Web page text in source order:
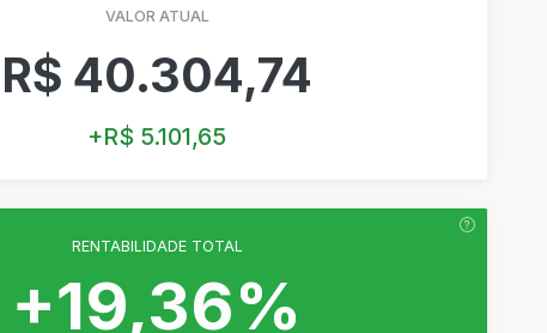
VALOR ATUAL
R$ 40.304,74
+R$ 5.101,65
RENTABILIDADE TOTAL
+19,36%